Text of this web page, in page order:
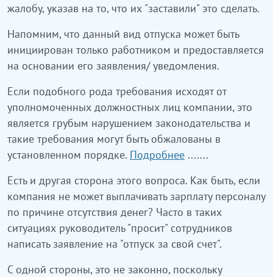
жалобу, указав на то, что их "заставили" это сделать.
Напомним, что данный вид отпуска может быть
инициирован только работником и предоставляется
на основании его заявления/ уведомления.
Если подобного рода требования исходят от
уполномоченных должностных лиц компании, это
является грубым нарушением законодательства и
такие требования могут быть обжалованы в
установленном порядке. Подробнее .......
Есть и другая сторона этого вопроса. Как быть, если
компания не может выплачивать зарплату персоналу
по причине отсутствия денег? Часто в таких
ситуациях руководитель "просит" сотрудников
написать заявление на "отпуск за свой счет".
С одной стороны, это не законно, поскольку